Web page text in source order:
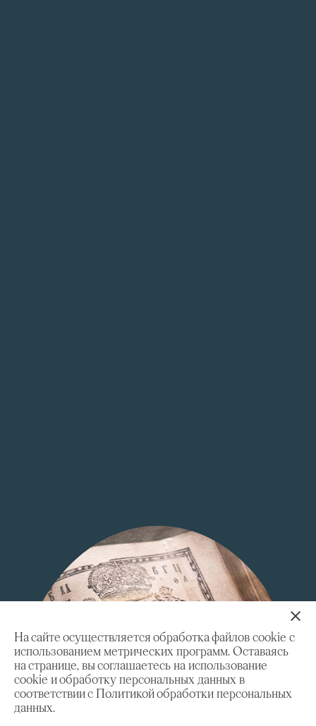
На сайте осуществляется обработка файлов cookie с
использованием метрических программ. Оставаясь
на странице, вы соглашаетесь на использование
cookie и обработку персональных данных в
соответствии с Политикой обработки персональных
данных.